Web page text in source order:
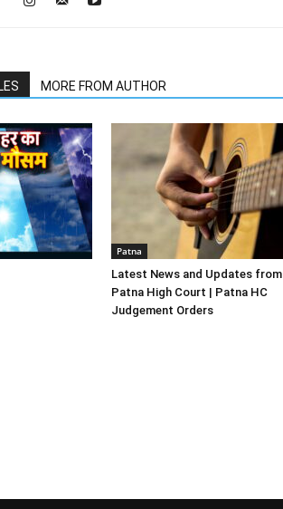
MORE FROM AUTHOR
Patna
Latest News and Updates from
Patna High Court | Patna HC
Judgement Orders